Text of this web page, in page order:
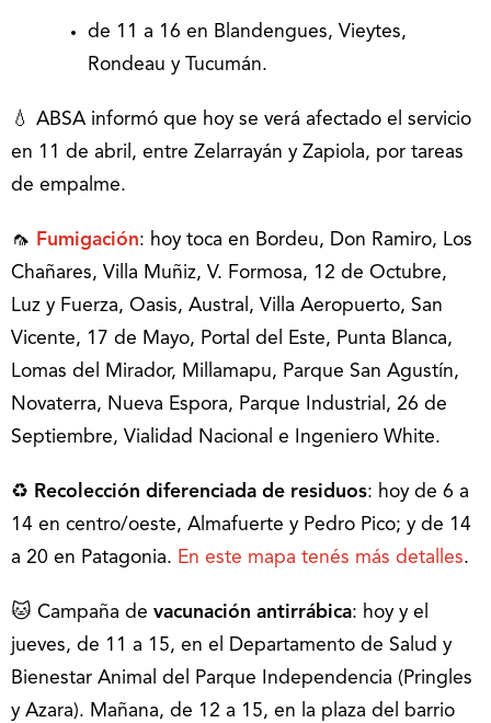
de 11 a 16 en Blandengues, Vieytes,
Rondeau y Tucumán.
💧 ABSA informó que hoy se verá afectado el servicio
en 11 de abril, entre Zelarrayán y Zapiola, por tareas
de empalme.
🦟 Fumigación: hoy toca en Bordeu, Don Ramiro, Los
Chañares, Villa Muñiz, V. Formosa, 12 de Octubre,
Luz y Fuerza, Oasis, Austral, Villa Aeropuerto, San
Vicente, 17 de Mayo, Portal del Este, Punta Blanca,
Lomas del Mirador, Millamapu, Parque San Agustín,
Novaterra, Nueva Espora, Parque Industrial, 26 de
Septiembre, Vialidad Nacional e Ingeniero White.
♻ Recolección diferenciada de residuos: hoy de 6 a
14 en centro/oeste, Almafuerte y Pedro Pico; y de 14
a 20 en Patagonia. En este mapa tenés más detalles.
🐱 Campaña de vacunación antirrábica: hoy y el
jueves, de 11 a 15, en el Departamento de Salud y
Bienestar Animal del Parque Independencia (Pringles
y Azara). Mañana, de 12 a 15, en la plaza del barrio